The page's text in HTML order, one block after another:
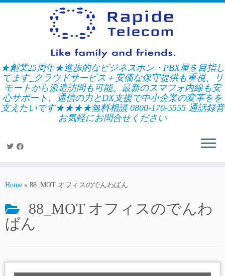
Skip
★創業25周年★進歩的なビジネスホン・PBX屋を目指し
てます_クラウドサービス＋安価な保守提供も重視、リ
モートから派遣訪問も可能。最新のスマフォ内線も安
心サポート、通信の力とDX支援で中小企業の変革をを
支えたいです★★★★無料相談 0800-170-5555 通話録音
お気軽にお問合せください
Home » 88_MOT オフィスのでんわばん
88_MOT オフィスのでんわ
ばん